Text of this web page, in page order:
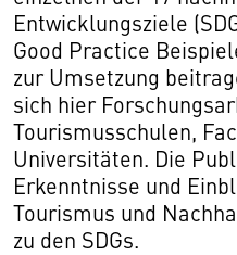
Entwicklungsziele
Good Practice
zur Umsetzung
sich hier
Tourismusschulen,
Universitäten. Die
Erkenntnisse und
Tourismus und
zu den SDGs.